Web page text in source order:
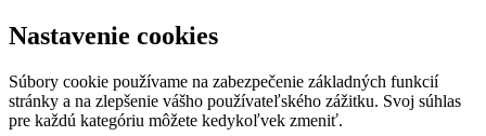
Nastavenie cookies
Súbory cookie používame na zabezpečenie základných funkcií
stránky a na zlepšenie vášho používateľského zážitku. Svoj súhlas
pre každú kategóriu môžete kedykoľvek zmeniť.